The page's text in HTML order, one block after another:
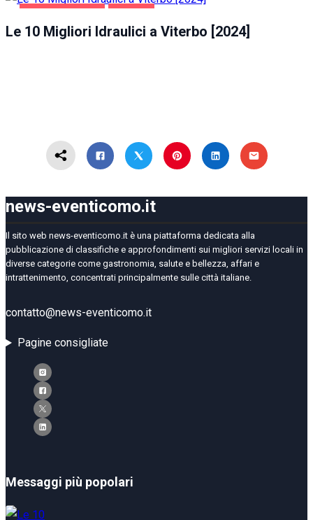
Le 10 Migliori Idraulici a Viterbo [2024]
news-eventicomo.it
Il sito web news-eventicomo.it è una piattaforma dedicata alla
pubblicazione di classifiche e approfondimenti sui migliori servizi locali in
diverse categorie come gastronomia, salute e bellezza, affari e
intrattenimento, concentrati principalmente sulle città italiane.
contatto@news-eventicomo.it
Pagine consigliate
Messaggi più popolari